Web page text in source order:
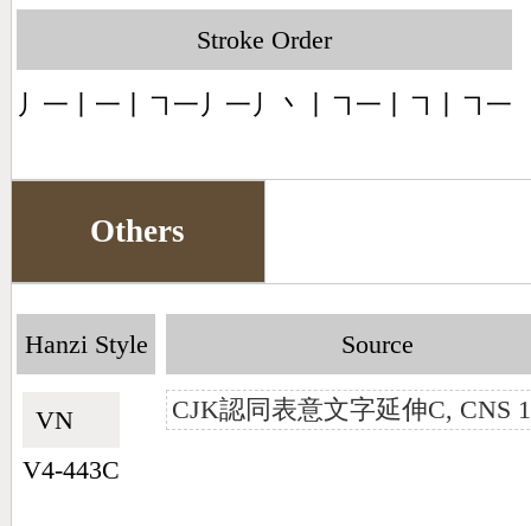
Stroke Order
丿一丨一丨㇕一丿一丿丶丨㇕一丨㇕丨㇕一
Others
Hanzi Style
VN🇻🇳
V4-443C
Source
CJK認同表意文字延伸C, CNS